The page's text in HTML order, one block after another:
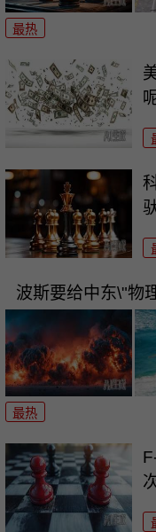
最热
波斯要给中东\"物
最热